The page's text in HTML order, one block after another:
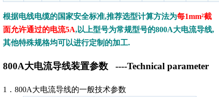
根据电线电缆的国家安全标准,推荐选型计算方法为每1mm²截
面允许通过的电流5A,以上型号为常规型号的800A大电流导线,
其他特殊规格均可以进行定制的加工.
800A大电流导线装置参数 ----Technical parameter
1．800A大电流导线的一般技术参数